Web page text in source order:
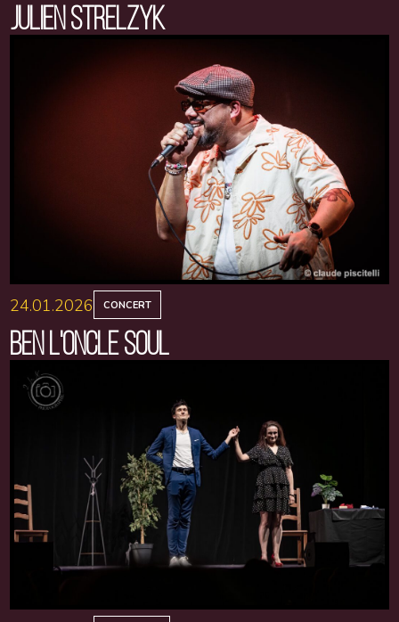
JULIEN STRELZYK
24.01.2026 CONCERT
BEN L'ONCLE SOUL